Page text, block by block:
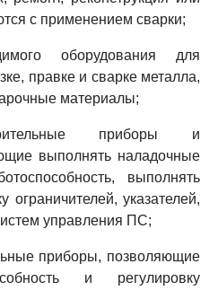
с применением сварки;
оборудования для
правке и сварке металла,
материалы;
приборы и
выполнять наладочные
выполнять
ограничителей, указателей,
управления ПС;
приборы, позволяющие
и регулировку